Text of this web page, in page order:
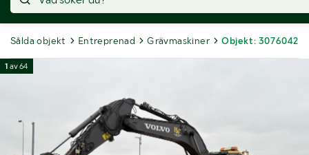
Sålda objekt Entreprenad Grävmaskiner Objekt: 3076042
1 av64